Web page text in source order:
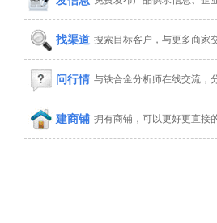
找渠道 搜索目标客户，与更多商家
问行情 与铁合金分析师在线交流，
建商铺 拥有商铺，可以更好更直接